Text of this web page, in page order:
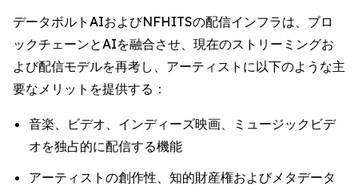
データボルトAIおよびNFHITSの配信インフラは、ブロ
ックチェーンとAIを融合させ、現在のストリーミングお
よび配信モデルを再考し、アーティストに以下のような主
要なメリットを提供する：
音楽、ビデオ、インディーズ映画、ミュージックビデ
オを独占的に配信する機能
アーティストの創作性、知的財産権およびメタデータ